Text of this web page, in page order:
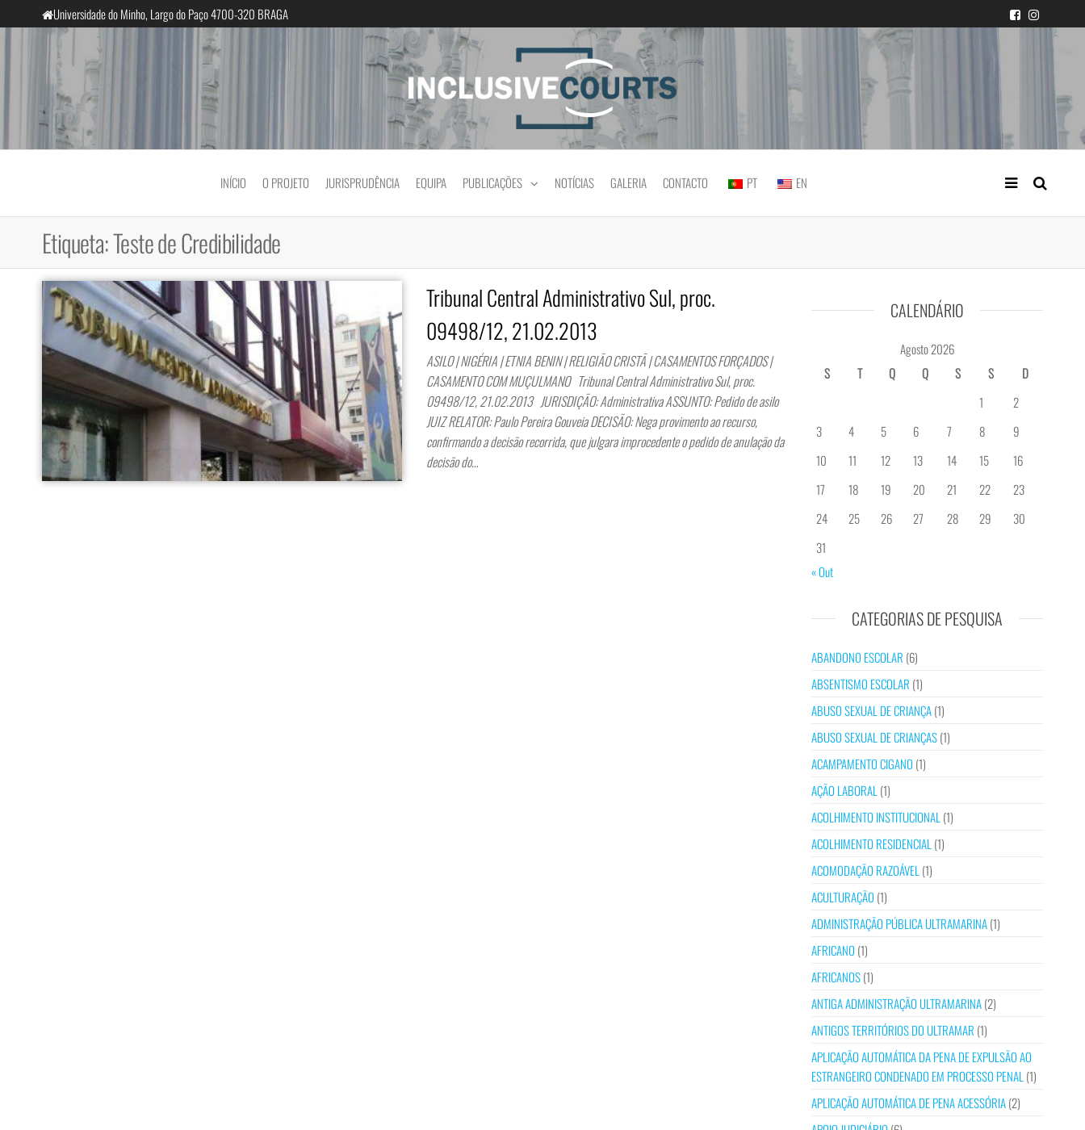
para
Universidade do Minho, Largo do Paço 4700-320 BRAGA
InclusiveCourts Igualdade e diferença cultural na prática judicial portuguesa
INÍCIO O PROJETO JURISPRUDÊNCIA EQUIPA PUBLICAÇÕES NOTÍCIAS GALERIA CONTACTO PT EN
Etiqueta:Teste de Credibilidade
Tribunal Central Administrativo Sul, proc.
09498/12, 21.02.2013
ASILO | NIGÉRIA | ETNIA BENIN | RELIGIÃO CRISTÃ | CASAMENTOS FORÇADOS |
CASAMENTO COM MUÇULMANO Tribunal Central Administrativo Sul, proc.
09498/12, 21.02.2013 JURISDIÇÃO: Administrativa ASSUNTO: Pedido de asilo
JUIZ RELATOR: Paulo Pereira Gouveia DECISÃO: Nega provimento ao recurso,
confirmando a decisão recorrida, que julgara improcedente o pedido de anulação da
decisão do…
CALENDÁRIO
Agosto 2026
S
T Q Q S S
D
1
2
3
4 5 6 7 8
9
10
11 12 13 14 15
16
17
18 19 20 21 22
23
24
25 26 27 28 29
30
31
« Out
CATEGORIAS DE PESQUISA
ABANDONO ESCOLAR (6)
ABSENTISMO ESCOLAR (1)
ABUSO SEXUAL DE CRIANÇA(1)
ABUSO SEXUAL DE CRIANÇAS(1)
ACAMPAMENTO CIGANO (1)
AÇÃO LABORAL (1)
ACOLHIMENTO INSTITUCIONAL (1)
ACOLHIMENTO RESIDENCIAL (1)
ACOMODAÇÃO RAZOÁVEL (1)
ACULTURAÇÃO (1)
ADMINISTRAÇÃO PÚBLICA ULTRAMARINA(1)
AFRICANO (1)
AFRICANOS(1)
ANTIGA ADMINISTRAÇÃO ULTRAMARINA(2)
ANTIGOS TERRITÓRIOS DO ULTRAMAR (1)
APLICAÇÃO AUTOMÁTICA DA PENA DE EXPULSÃO AO
ESTRANGEIRO CONDENADO EM PROCESSO PENAL (1)
APLICAÇÃO AUTOMÁTICA DE PENA ACESSÓRIA(2)